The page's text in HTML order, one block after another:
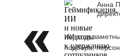
Анна
ИИ стал
подбора,